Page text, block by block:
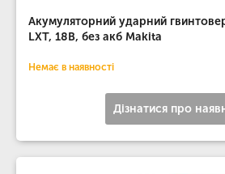
Акумуляторний ударний
LXT, 18В, без акб Makita
Немає в наявності
Дізнатися про